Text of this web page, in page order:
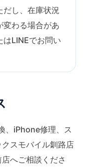
だし、在庫状況
変わる場合があ
はLINEでお問い
、iPhone修理、ス
スモバイル釧路店
へご相談くださ